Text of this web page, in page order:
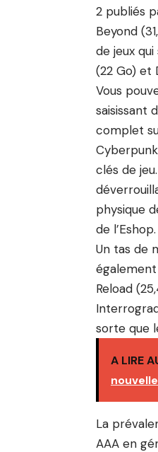
2 publiés
Beyond
de jeux
(22 Go) et
Vous
saisissant
complet
clés de
physique
de
Un tas de
Reload
sorte que
A LIRE
La
AAA en